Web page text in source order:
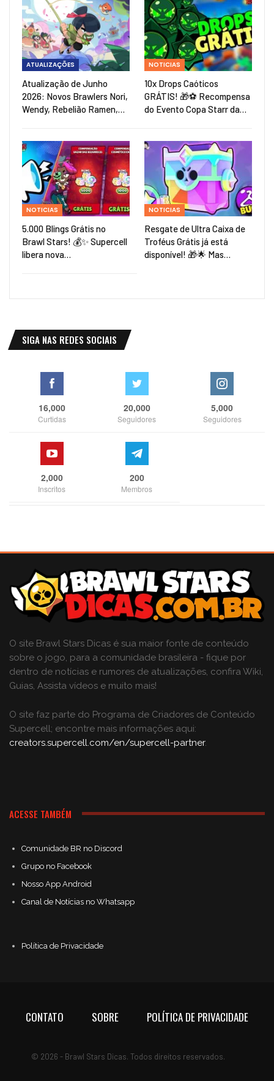
ATUALIZAÇÕES
Atualização de Junho
2026: Novos Brawlers Nori,
Wendy, Rebelião Ramen,…
NOTICIAS
10x Drops Caóticos
GRÁTIS! 🎁⚽ Recompensa
do Evento Copa Starr da…
NOTICIAS
5.000 Blings Grátis no
Brawl Stars! 💰✨ Supercell
libera nova…
NOTICIAS
Resgate de Ultra Caixa de
Troféus Grátis já está
disponível! 🎁🌟 Mas…
SIGA NAS REDES SOCIAIS
16,000
Curtidas
20,000
Seguidores
5,000
Seguidores
2,000
Inscritos
200
Membros
O site Brawl Stars Dicas é sua maior fonte de conteúdo
sobre o jogo, para a comunidade brasileira - fique por
dentro de notícias e rumores de atualizações, confira Wiki,
Guias, Assista vídeos e muito mais!
O site faz parte do Programa de Criadores de Conteúdo
Supercell; encontre mais informações aqui:
creators.supercell.com/en/supercell-partner.
ACESSE TAMBÉM
Comunidade BR no Discord
Grupo no Facebook
Nosso App Android
Canal de Notícias no Whatsapp
Política de Privacidade
CONTATO SOBRE POLÍTICA DE PRIVACIDADE
© 2026 - Brawl Stars Dicas. Todos direitos reservados.